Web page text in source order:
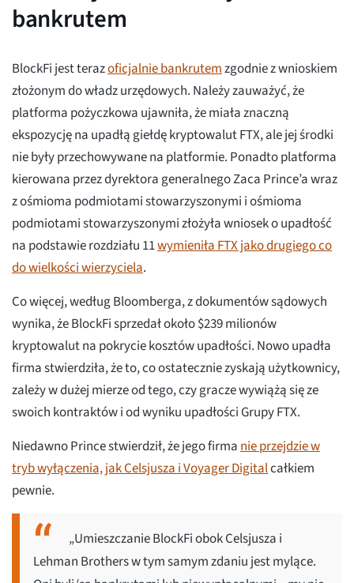
bankrutem
BlockFi jest terazoficjalnie bankrutemzgodnie z wnioskiem
złożonym do władz urzędowych. Należy zauważyć, że
platforma pożyczkowa ujawniła, że miała znaczną
ekspozycję na upadłą giełdę kryptowalut FTX, ale jej środki
nie były przechowywane na platformie. Ponadto platforma
kierowana przez dyrektora generalnego Zaca Prince’a wraz
z ośmioma podmiotami stowarzyszonymi i ośmioma
podmiotami stowarzyszonymi złożyła wniosek o upadłość
na podstawie rozdziału 11wymieniła FTX jako drugiego co
do wielkości wierzyciela.
Co więcej, według Bloomberga, z dokumentów sądowych
wynika, że BlockFi sprzedał około $239 milionów
kryptowalut na pokrycie kosztów upadłości. Nowo upadła
firma stwierdziła, że to, co ostatecznie zyskają użytkownicy,
zależy w dużej mierze od tego, czy gracze wywiążą się ze
swoich kontraktów i od wyniku upadłości Grupy FTX.
Niedawno Prince stwierdził, że jego firmanie przejdzie w
tryb wyłączenia, jak Celsjusza i Voyager Digitalcałkiem
pewnie.
„Umieszczanie BlockFi obok Celsjusza i
Lehman Brothers w tym samym zdaniu jest mylące.